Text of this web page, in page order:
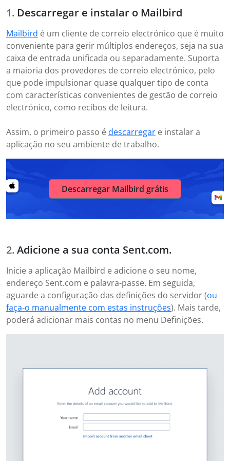
Descarregar e instalar o Mailbird
Mailbird é um cliente de correio electrónico que é muito
conveniente para gerir múltiplos endereços, seja na sua
caixa de entrada unificada ou separadamente. Suporta
a maioria dos provedores de correio electrónico, pelo
que pode impulsionar quase qualquer tipo de conta
com características convenientes de gestão de correio
electrónico, como recibos de leitura.
Assim, o primeiro passo é descarregar e instalar a
aplicação no seu ambiente de trabalho.
Descarregar Mailbird grátis
Adicione a sua conta Sent.com.
Inicie a aplicação Mailbird e adicione o seu nome,
endereço Sent.com e palavra-passe. Em seguida,
aguarde a configuração das definições do servidor (ou
faça-o manualmente com estas instruções). Mais tarde,
poderá adicionar mais contas no menu Definições.